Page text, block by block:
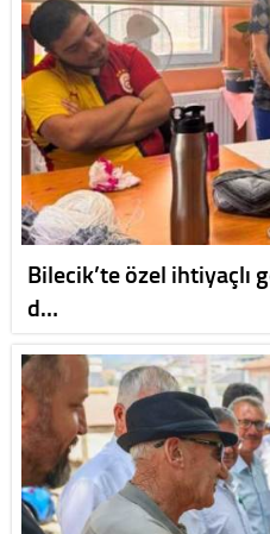
Bilecik’te özel ihtiyaçlı
d…